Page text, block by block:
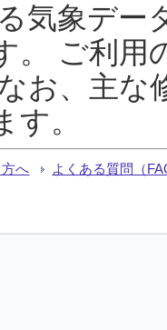
気象デー
。 ご利用
お、主な
す。
へ よくある質問（